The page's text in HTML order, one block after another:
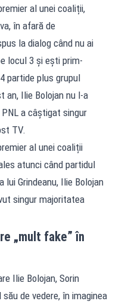
al unei coaliții,
în afară de
la dialog când nu ai
locul 3 și ești prim-
partide plus grupul
an, Ilie Bolojan nu l-a
a câștigat singur
TV.
al unei coaliții
atunci când partidul
Grindeanu, Ilie Bolojan
singur majoritatea
„mult fake” în
Ilie Bolojan, Sorin
de vedere, în imaginea